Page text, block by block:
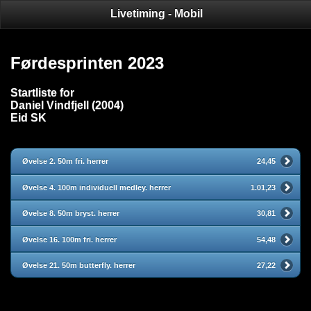
Livetiming - Mobil
Førdesprinten 2023
Startliste for
Daniel Vindfjell (2004)
Eid SK
Øvelse 2. 50m fri. herrer 24,45
Øvelse 4. 100m individuell medley. herrer 1.01,23
Øvelse 8. 50m bryst. herrer 30,81
Øvelse 16. 100m fri. herrer 54,48
Øvelse 21. 50m butterfly. herrer 27,22